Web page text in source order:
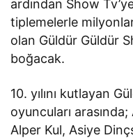
ardından Show
tiplemelerle
olan Güldür Güldür
boğacak.
10. yılını kutlayan
oyuncuları
Alper Kul, Asiye